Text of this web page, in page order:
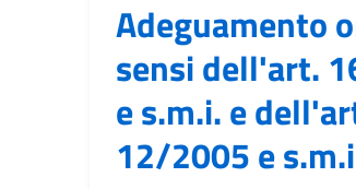
Adeguamento
sensi dell'art.
e s.m.i. e
12/2005 e